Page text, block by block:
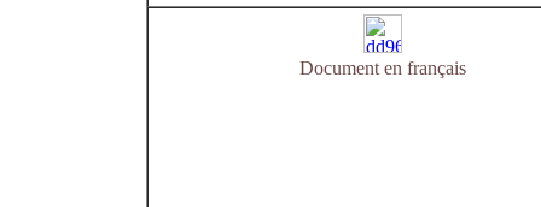
Document en français